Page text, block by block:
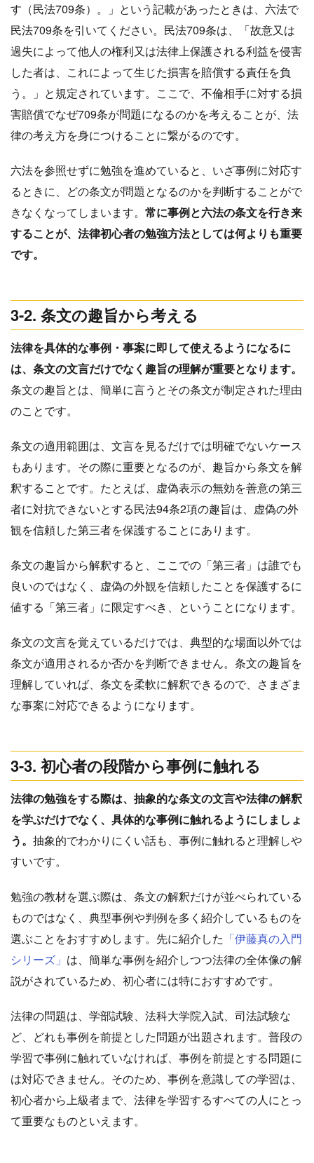
す（民法709条）。」という記載があったときは、六法で
民法709条を引いてください。民法709条は、「故意又は
過失によって他人の権利又は法律上保護される利益を侵害
した者は、これによって生じた損害を賠償する責任を負
う。」と規定されています。ここで、不倫相手に対する損
害賠償でなぜ709条が問題になるのかを考えることが、法
律の考え方を身につけることに繋がるのです。
六法を参照せずに勉強を進めていると、いざ事例に対応す
るときに、どの条文が問題となるのかを判断することがで
きなくなってしまいます。 常に事例と六法の条文を行き来
することが、法律初心者の勉強方法としては何よりも重要
です。
3-2. 条文の趣旨から考える
法律を具体的な事例・事案に即して使えるようになるに
は、条文の文言だけでなく趣旨の理解が重要となります。
条文の趣旨とは、簡単に言うとその条文が制定された理由
のことです。
条文の適用範囲は、文言を見るだけでは明確でないケース
もあります。その際に重要となるのが、趣旨から条文を解
釈することです。たとえば、虚偽表示の無効を善意の第三
者に対抗できないとする民法94条2項の趣旨は、虚偽の外
観を信頼した第三者を保護することにあります。
条文の趣旨から解釈すると、ここでの「第三者」は誰でも
良いのではなく、虚偽の外観を信頼したことを保護するに
値する「第三者」に限定すべき、ということになります。
条文の文言を覚えているだけでは、典型的な場面以外では
条文が適用されるか否かを判断できません。条文の趣旨を
理解していれば、条文を柔軟に解釈できるので、さまざま
な事案に対応できるようになります。
3-3. 初心者の段階から事例に触れる
法律の勉強をする際は、抽象的な条文の文言や法律の解釈
を学ぶだけでなく、具体的な事例に触れるようにしましょ
う。 抽象的でわかりにくい話も、事例に触れると理解しや
すいです。
勉強の教材を選ぶ際は、条文の解釈だけが並べられている
ものではなく、典型事例や判例を多く紹介しているものを
選ぶことをおすすめします。先に紹介した 「伊藤真の入門
シリーズ」 は、簡単な事例を紹介しつつ法律の全体像の解
説がされているため、初心者には特におすすめです。
法律の問題は、学部試験、法科大学院入試、司法試験な
ど、どれも事例を前提とした問題が出題されます。普段の
学習で事例に触れていなければ、事例を前提とする問題に
は対応できません。そのため、事例を意識しての学習は、
初心者から上級者まで、法律を学習するすべての人にとっ
て重要なものといえます。